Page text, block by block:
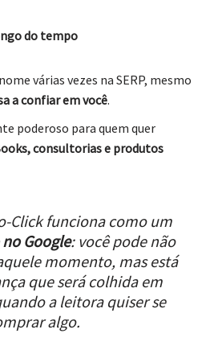
do tempo
várias vezes na SERP, mesmo
a confiar em você.
poderoso para quem quer
consultorias e produtos
Click funciona como um
Google: você pode não
momento, mas está
que será colhida em
a leitora quiser se
algo.